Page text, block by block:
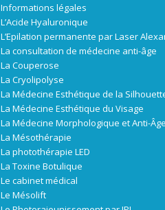
Informations légales
L’Acide Hyaluronique
L’Epilation permanente par Laser
La consultation de médecine anti-âge
La Couperose
La Cryolipolyse
La Médecine Esthétique de la
La Médecine Esthétique du Visage
La Médecine Morphologique et Anti-Âge
La Mésothérapie
La photothérapie LED
La Toxine Botulique
Le cabinet médical
Le Mésolift